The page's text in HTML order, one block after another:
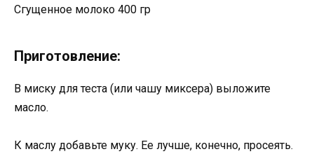
Сгущенное молоко 400 гр
Приготовление:
В миску для теста (или чашу миксера) выложите
масло.
К маслу добавьте муку. Ее лучше, конечно, просеять.